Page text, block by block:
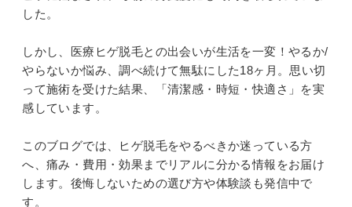
した。
しかし、医療ヒゲ脱毛との出会いが生活を一変！やるか/
やらないか悩み、調べ続けて無駄にした18ヶ月。思い切
って施術を受けた結果、「清潔感・時短・快適さ」を実
感しています。
このブログでは、ヒゲ脱毛をやるべきか迷っている方
へ、痛み・費用・効果までリアルに分かる情報をお届け
します。後悔しないための選び方や体験談も発信中で
す。